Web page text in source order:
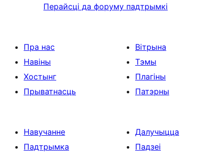
Перайсці да форуму падтрымкі
Пра нас
Навіны
Хостынг
Прыватнасць
Вітрына
Тэмы
Плагіны
Патэрны
Навучанне
Падтрымка
Далучыцца
Падзеі